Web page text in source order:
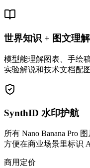
世界知识 + 图文理解
模型能理解图表、手绘
实验解说和技术文档配图
SynthID 水印护航
所有 Nano Banana Pro
方便在商业场景里标识
商用定价